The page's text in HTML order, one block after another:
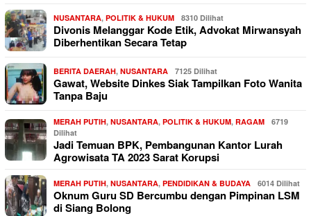
NUSANTARA, POLITIK & HUKUM 8310 Dilihat
Divonis Melanggar Kode Etik, Advokat Mirwansyah
Diberhentikan Secara Tetap
BERITA DAERAH, NUSANTARA 7125 Dilihat
Gawat, Website Dinkes Siak Tampilkan Foto Wanita
Tanpa Baju
MERAH PUTIH, NUSANTARA, POLITIK & HUKUM, RAGAM
6719
Dilihat
Jadi Temuan BPK, Pembangunan Kantor Lurah
Agrowisata TA 2023 Sarat Korupsi
MERAH PUTIH, NUSANTARA, PENDIDIKAN & BUDAYA 6014 Dilihat
Oknum Guru SD Bercumbu dengan Pimpinan LSM
di Siang Bolong